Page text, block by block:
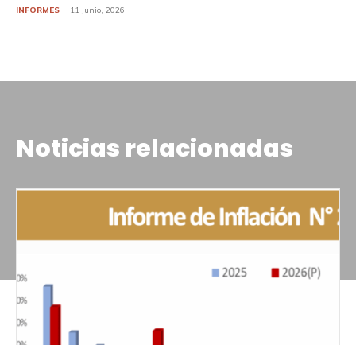
INFORMES 11 Junio, 2026
Noticias relacionadas